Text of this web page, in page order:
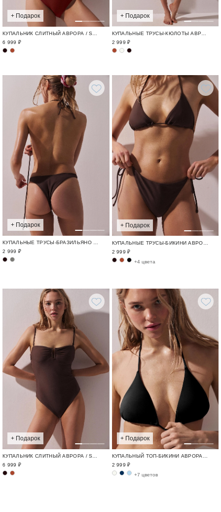
+ Подарок
6 999 ₽
+ Подарок
2 999 ₽
+ Подарок
2 999 ₽
+ Подарок
2 999 ₽
+4 цвета
+ Подарок
6 999 ₽
+ Подарок
2 999 ₽
+7 цветов